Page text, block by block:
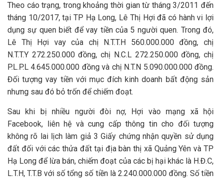
Theo cáo trạng, trong khoảng thời gian từ tháng 3/2011 đến
tháng 10/2017, tại TP Hạ Long, Lê Thị Hợi đã có hành vi lợi
dụng sự quen biết để vay tiền của 5 người quen. Trong đó,
Lê Thị Hợi vay của chị N.T.T.H 560.000.000 đồng, chị
N.T.T.Y 272.250.000 đồng, chị N.C.L 272.250.000 đồng, chị
P.L.P.L 4.645.000.000 đồng và chị N.T.N 5.090.000.000 đồng.
Đối tượng vay tiền với mục đích kinh doanh bất động sản
nhưng sau đó bỏ trốn để chiếm đoạt.
Sau khi bị nhiều người đòi nợ, Hợi vào mạng xã hội
Facebook, liên hệ và cung cấp thông tin cho đối tượng
không rõ lai lịch làm giả 3 Giấy chứng nhận quyền sử dụng
đất đối với các thửa đất tại địa bàn thị xã Quảng Yên và TP
Hạ Long để lừa bán, chiếm đoạt của các bị hại khác là H.Đ.C,
L.T.H, T.T.B với số tổng số tiền là 2.240.000.000 đồng. Số tiền